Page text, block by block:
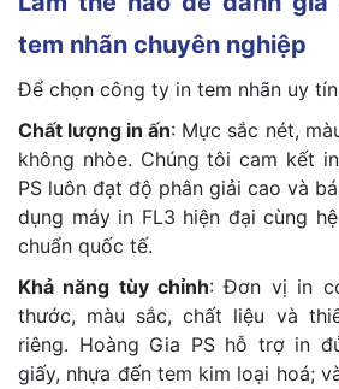
tem nhãn chuyên nghiệp
Để chọn công ty in tem nhãn uy
Chất lượng in ấn: Mực sắc nét,
không nhòe. Chúng tôi cam kết
PS luôn đạt độ phân giải cao và
dụng máy in FL3 hiện đại cùng
chuẩn quốc tế.
Khả năng tùy chỉnh: Đơn vị in
thước, màu sắc, chất liệu và
riêng. Hoàng Gia PS hỗ trợ in
giấy, nhựa đến tem kim loại hoá;